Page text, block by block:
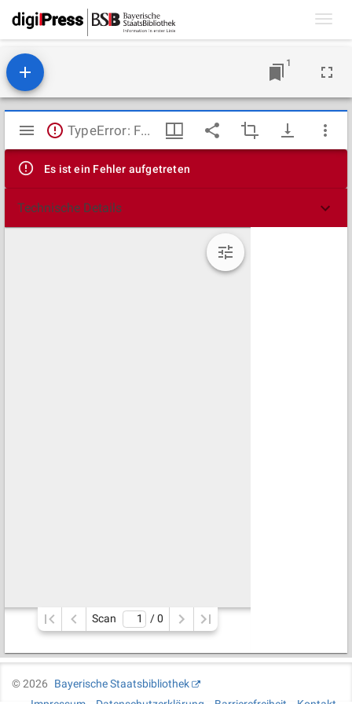
1
Mirador
Viewer
TypeError: Failed to fetch
Es ist ein Fehler aufgetreten
Technische Details
Scan / 0
©2026
Bayerische Staatsbibliothek